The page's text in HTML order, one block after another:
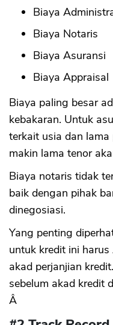
Biaya
Biaya Notaris
Biaya Asuransi
Biaya Appraisal
Biaya paling besar
kebakaran. Untuk
terkait usia dan
makin lama tenor
Biaya notaris tidak
baik dengan pihak
dinegosiasi.
Yang penting
untuk kredit ini
akad perjanjian
sebelum akad kredit
Â